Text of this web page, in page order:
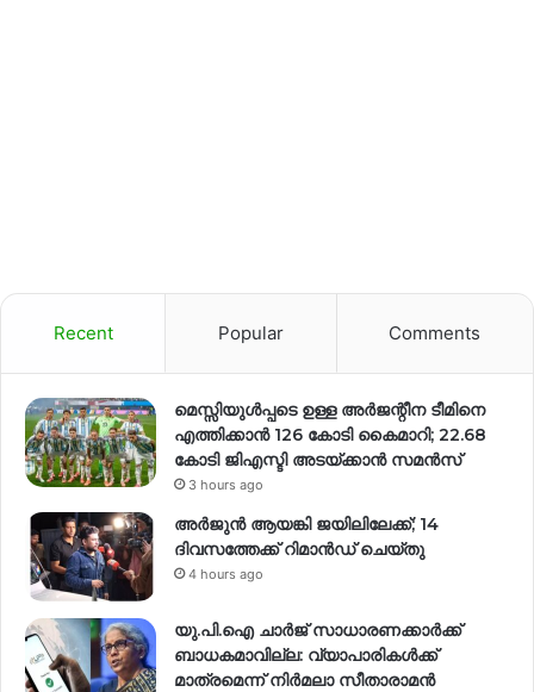
Recent Popular Comments
മെസ്സിയുൾപ്പടെ ഉള്ള അർജന്റീന ടീമിനെ
എത്തിക്കാൻ 126 കോടി കൈമാറി; 22.68
കോടി ജിഎസ്ടി അടയ്ക്കാൻ സമൻസ്
3 hours ago
അർജുൻ ആയങ്കി ജയിലിലേക്ക്; 14
ദിവസത്തേക്ക് റിമാൻഡ് ചെയ്തു
4 hours ago
യു.പി.ഐ ചാർജ് സാധാരണക്കാർക്ക്
ബാധകമാവില്ല: വ്യാപാരികൾക്ക്
മാത്രമെന്ന് നിർമലാ സീതാരാമൻ